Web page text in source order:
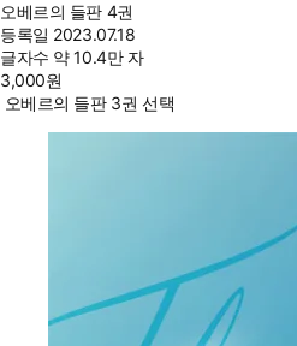
오베르의 들판 4권
등록일 2023.07.18
글자수 약 10.4만 자
3,000원
오베르의 들판 3권 선택